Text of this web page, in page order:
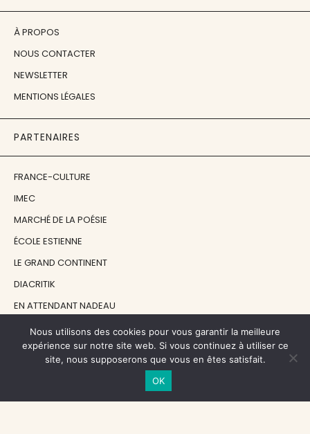
À PROPOS
NOUS CONTACTER
NEWSLETTER
MENTIONS LÉGALES
PARTENAIRES
FRANCE-CULTURE
IMEC
MARCHÉ DE LA POÉSIE
ÉCOLE ESTIENNE
LE GRAND CONTINENT
DIACRITIK
EN ATTENDANT NADEAU
NOS SOUTIENS
Nous utilisons des cookies pour vous garantir la meilleure
expérience sur notre site web. Si vous continuez à utiliser ce
site, nous supposerons que vous en êtes satisfait.
OK